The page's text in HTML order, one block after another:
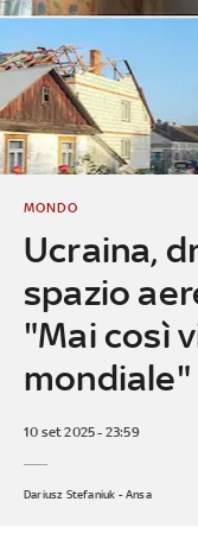
Ucraina,
spazio
"Mai così
mondiale"
MONDO
10 set 2025 - 23:59
Dariusz Stefaniuk - Ansa